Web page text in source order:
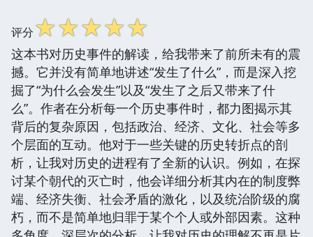
评分☆☆☆☆☆
这本书对历史事件的解读，给我带来了前所未有的震
撼。它并没有简单地讲述“发生了什么”，而是深入挖
掘了“为什么会发生”以及“发生了之后又带来了什
么”。作者在分析每一个历史事件时，都力图揭示其
背后的复杂原因，包括政治、经济、文化、社会等多
个层面的互动。他对于一些关键的历史转折点的剖
析，让我对历史的进程有了全新的认识。例如，在探
讨某个朝代的灭亡时，他会详细分析其内在的制度弊
端、经济失衡、社会矛盾的激化，以及统治阶级的腐
朽，而不是简单地归罪于某个个人或外部因素。这种